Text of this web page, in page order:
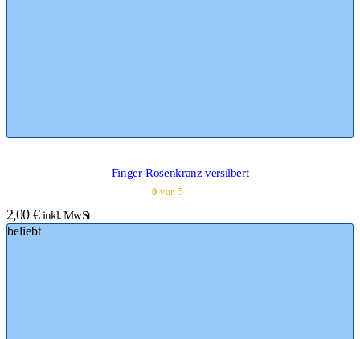
Finger-Rosenkranz versilbert
0 von 5
2,00 € inkl. MwSt
beliebt